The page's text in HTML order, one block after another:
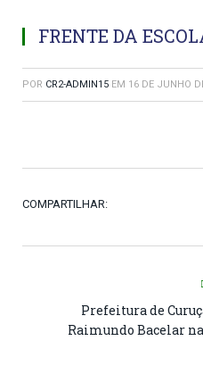
FRENTE DA
POR CR2-ADMIN15 EM 16 DE JUNHO
COMPARTILHAR:
Prefeitura de
Raimundo Bacelar